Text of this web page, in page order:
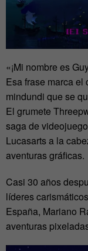
«¡Mi nombre es
Esa frase marca
mindundi que se
El grumete
saga de
Lucasarts a la
aventuras gráficas.
Casi 30 años
líderes
España, Mariano
aventuras